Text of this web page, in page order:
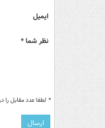
ایمیل
نظر شما *
* لطفا عدد مقابل را